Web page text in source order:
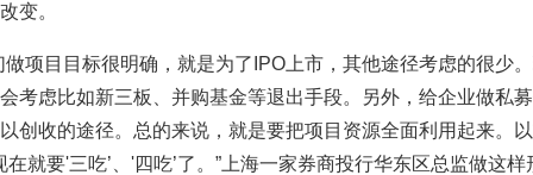
变。
做项目目标很明确，就是为了IPO上市，其他途径考虑的很少
考虑比如新三板、并购基金等退出手段。另外，给企业做私
创收的途径。总的来说，就是要把项目资源全面利用起来。
在就要'三吃’、'四吃’了。”上海一家券商投行华东区总监做这样